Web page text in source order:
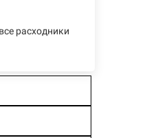
расходники